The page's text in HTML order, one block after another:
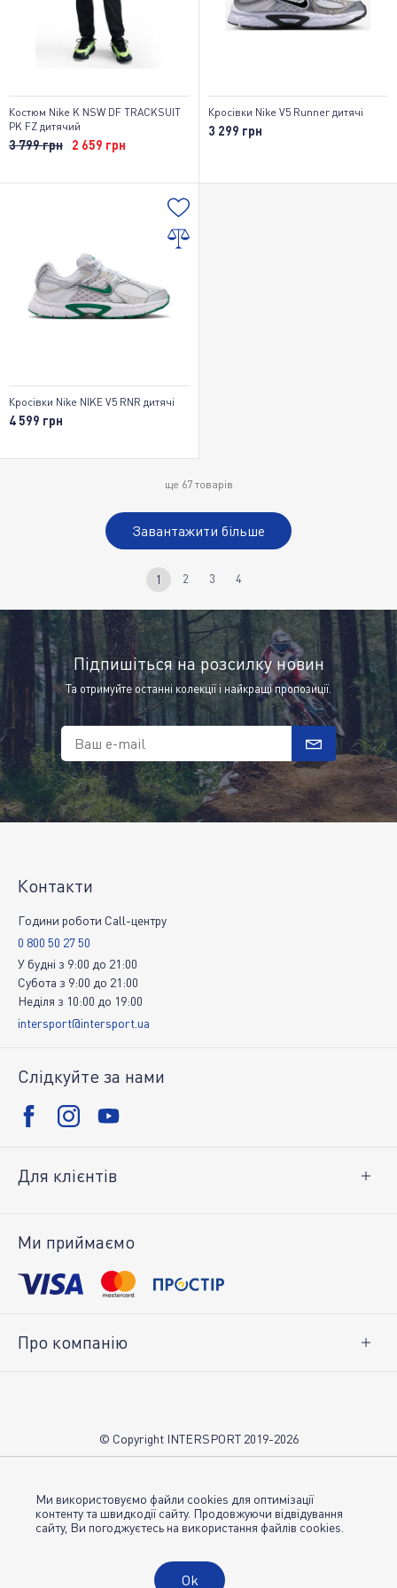
Костюм Nike K NSW DF TRACKSUIT
PK FZ дитячий
3 799 грн 2 659 грн
Кросівки Nike V5 Runner дитячі
3 299 грн
Кросівки Nike NIKE V5 RNR дитячі
4 599 грн
ще 67 товарів
Завантажити більше
1 2 3 4
Підпишіться на розсилку новин
Та отримуйте останні колекції і найкращі пропозиції.
Ваш e-mail
Контакти
Години роботи Call-центру
0 800 50 27 50
У будні з 9:00 до 21:00
Субота з 9:00 до 21:00
Неділя з 10:00 до 19:00
intersport@intersport.ua
Слідкуйте за нами
Для клієнтів
Повернення товару
Ми приймаємо
Про компанію
Магазини INTERSPORT
© Copyright INTERSPORT 2019-2026
Політика конфіденційності
Публічна оферта
Ми використовуємо файли cookies для оптимізації
контенту та швидкодії сайту. Продовжуючи відвідування
сайту, Ви погоджуєтесь на використання файлів cookies.
Ok